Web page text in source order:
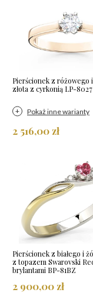
Pierścionek z różowego i
złota z cyrkonią LP-
Pokaż inne warianty
2 516,00 zł
Pierścionek z białego i
z topazem Swarovski
brylantami BP-81BZ
2 900,00 zł